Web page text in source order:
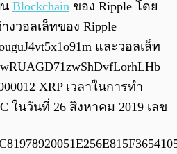
Blockchain ของ Ripple โดย
งวอลเล็ทของ Ripple
และวอลเล็ท
XRP เวลาในการทำ
ในวันที่ 26 สิงหาคม 2019 เลข